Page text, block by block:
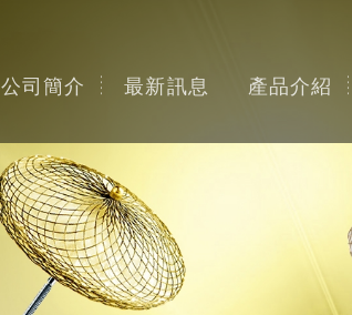
公司簡介 最新訊息 產品介紹